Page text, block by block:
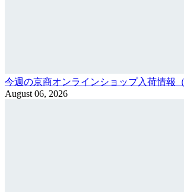
今週の京商オンラインショップ入荷情報（
August 06, 2026